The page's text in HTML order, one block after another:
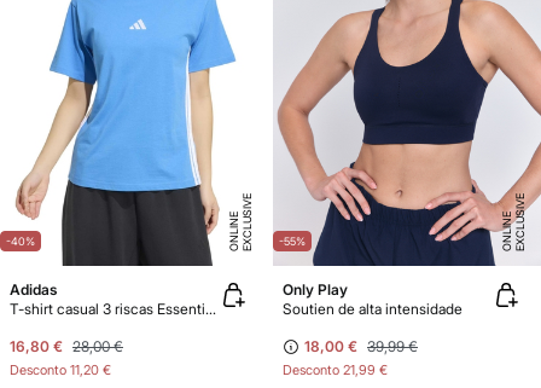
-40% E
X
C
L
U
SI
V
E
O
N
LI
N
E
Adidas
T-shirt casual 3 riscas Essentials
16,80 € 28,00 €
Desconto 11,20 €
-55% E
X
C
L
U
SI
V
E
O
N
LI
N
E
Only Play
Soutien de alta intensidade
18,00 € 39,99 €
Desconto 21,99 €